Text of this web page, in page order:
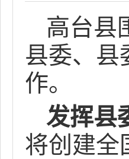
高台县
县委、县
作。
发挥县
将创建全